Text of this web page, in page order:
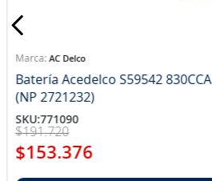
AC Delco
Batería Acedelco S59542 830CCA
(NP 2721232)
SKU:771090
$191.720
$153.376